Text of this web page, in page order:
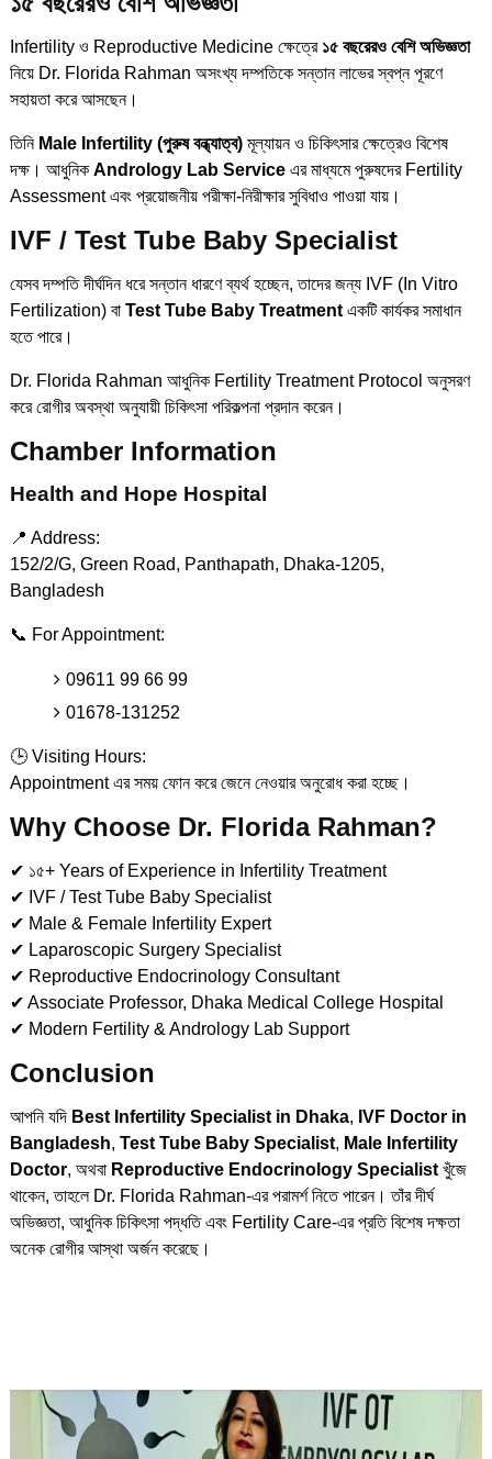
Infertility ও Reproductive Medicine ক্ষেত্রে ১৫ বছরেরও বেশি অভিজ্ঞতা
নিয়ে Dr. Florida Rahman অসংখ্য দম্পতিকে সন্তান লাভের স্বপ্ন পূরণে
সহায়তা করে আসছেন।
তিনি Male Infertility (পুরুষ বন্ধ্যাত্ব)মূল্যায়ন ও চিকিৎসার ক্ষেত্রেও বিশেষ
দক্ষ। আধুনিক Andrology Lab Serviceএর মাধ্যমে পুরুষদের Fertility
Assessment এবং প্রয়োজনীয় পরীক্ষা-নিরীক্ষার সুবিধাও পাওয়া যায়।
IVF / Test Tube Baby Specialist
যেসব দম্পতি দীর্ঘদিন ধরে সন্তান ধারণে ব্যর্থ হচ্ছেন, তাদের জন্য IVF (In Vitro
Fertilization) বা Test Tube Baby Treatmentএকটি কার্যকর সমাধান
হতে পারে।
Dr. Florida Rahman আধুনিক Fertility Treatment Protocol অনুসরণ
করে রোগীর অবস্থা অনুযায়ী চিকিৎসা পরিকল্পনা প্রদান করেন।
Chamber Information
Health and Hope Hospital
📍 Address:
152/2/G, Green Road, Panthapath, Dhaka-1205,
Bangladesh
📞 For Appointment:
09611 99 66 99
01678-131252
🕒 Visiting Hours:
Appointment এর সময় ফোন করে জেনে নেওয়ার অনুরোধ করা হচ্ছে।
Why Choose Dr. Florida Rahman?
✔ ১৫+ Years of Experience in Infertility Treatment
✔ IVF / Test Tube Baby Specialist
✔ Male & Female Infertility Expert
✔ Laparoscopic Surgery Specialist
✔ Reproductive Endocrinology Consultant
✔ Associate Professor, Dhaka Medical College Hospital
✔ Modern Fertility & Andrology Lab Support
Conclusion
আপনি যদি Best Infertility Specialist in Dhaka, IVF Doctor in
Bangladesh, Test Tube Baby Specialist, Male Infertility
Doctor, অথবা Reproductive Endocrinology Specialistখুঁজে
থাকেন, তাহলে Dr. Florida Rahman-এর পরামর্শ নিতে পারেন। তাঁর দীর্ঘ
অভিজ্ঞতা, আধুনিক চিকিৎসা পদ্ধতি এবং Fertility Care-এর প্রতি বিশেষ দক্ষতা
অনেক রোগীর আস্থা অর্জন করেছে।